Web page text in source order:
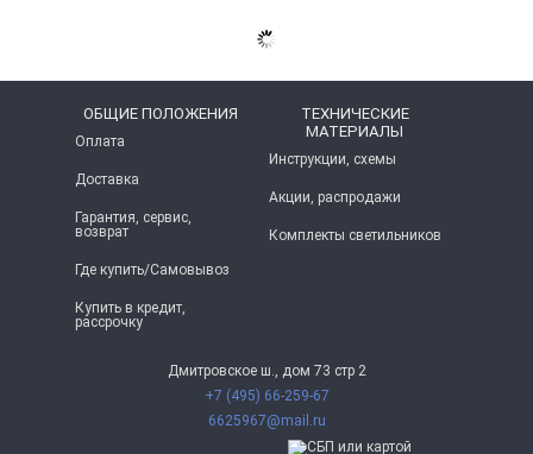
ОБЩИЕ ПОЛОЖЕНИЯ
Оплата
Доставка
Гарантия, сервис,
возврат
Где купить/Самовывоз
Купить в кредит,
рассрочку
ТЕХНИЧЕСКИЕ
МАТЕРИАЛЫ
Инструкции, схемы
Акции, распродажи
Комплекты светильников
Дмитровское ш., дом 73 стр 2
+7 (495) 66-259-67
6625967@mail.ru